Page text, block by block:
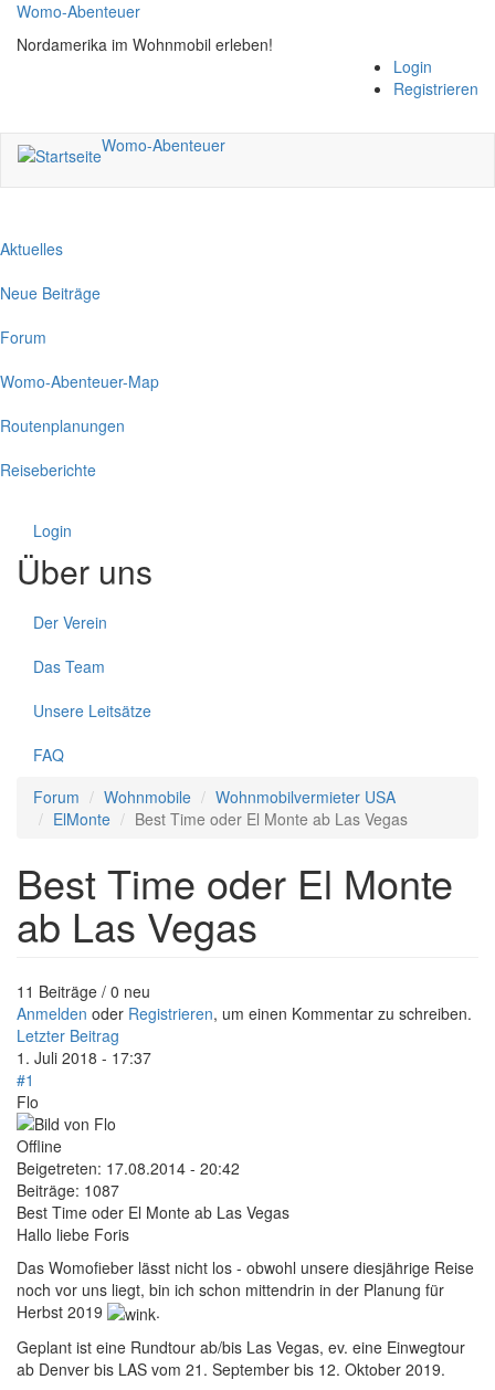
Direkt
zum
Inhalt
Womo-Abenteuer
Nordamerika im Wohnmobil erleben!
Login
Registrieren
Womo-Abenteuer
Aktuelles
Neue Beiträge
Forum
Womo-Abenteuer-Map
Routenplanungen
Reiseberichte
Login
Über uns
Der Verein
Das Team
Unsere Leitsätze
FAQ
Forum
Wohnmobile
Wohnmobilvermieter USA
ElMonte
Best Time oder El Monte ab Las Vegas
Best Time oder El Monte
ab Las Vegas
11 Beiträge / 0 neu
Anmelden oder Registrieren, um einen Kommentar zu schreiben.
Letzter Beitrag
1. Juli 2018 - 17:37
#1
Flo
Offline
Beigetreten: 17.08.2014 - 20:42
Beiträge: 1087
Best Time oder El Monte ab Las Vegas
Hallo liebe Foris
Das Womofieber lässt nicht los - obwohl unsere diesjährige Reise
noch vor uns liegt, bin ich schon mittendrin in der Planung für
Herbst 2019
.
Geplant ist eine Rundtour ab/bis Las Vegas, ev. eine Einwegtour
ab Denver bis LAS vom 21. September bis 12. Oktober 2019.